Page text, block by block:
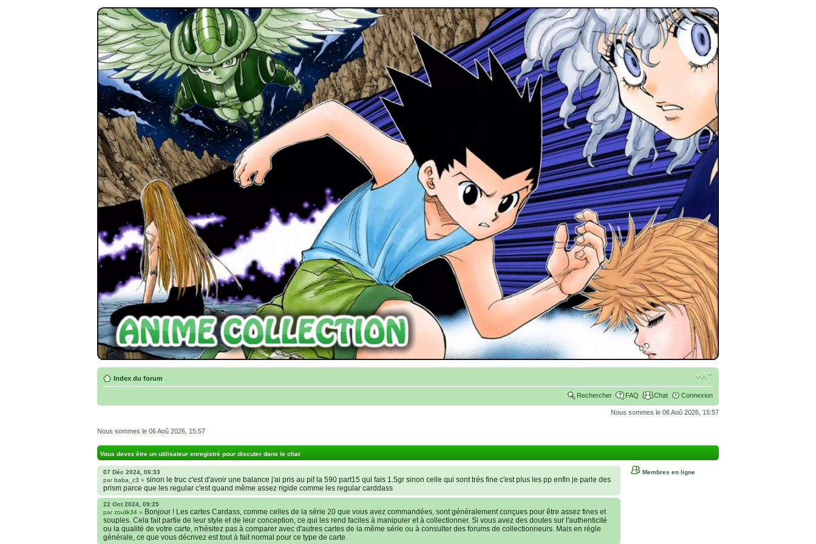
Index du forum
Rechercher FAQ Chat Connexion
Nous sommes le 06 Aoû 2026, 15:57
Nous sommes le 06 Aoû 2026, 15:57
Vous devez être un utilisateur enregistré pour discuter dans le chat
07 Déc 2024, 06:33
par baba_c3 » sinon le truc c'est d'avoir une balance j'ai pris au pif la 590 part15 qui fais 1.5gr sinon celle qui sont trés fine c'est plus les pp enfin je parle des
prism parce que les regular c'est quand même assez rigide comme les regular carddass
22 Oct 2024, 09:25
par zoulik34 » Bonjour ! Les cartes Cardass, comme celles de la série 20 que vous avez commandées, sont généralement conçues pour être assez fines et
souples. Cela fait partie de leur style et de leur conception, ce qui les rend faciles à manipuler et à collectionner. Si vous avez des doutes sur l'authenticité
ou la qualité de votre carte, n'hésitez pas à comparer avec d'autres cartes de la même série ou à consulter des forums de collectionneurs. Mais en règle
générale, ce que vous décrivez est tout à fait normal pour ce type de carte.
Membres en ligne